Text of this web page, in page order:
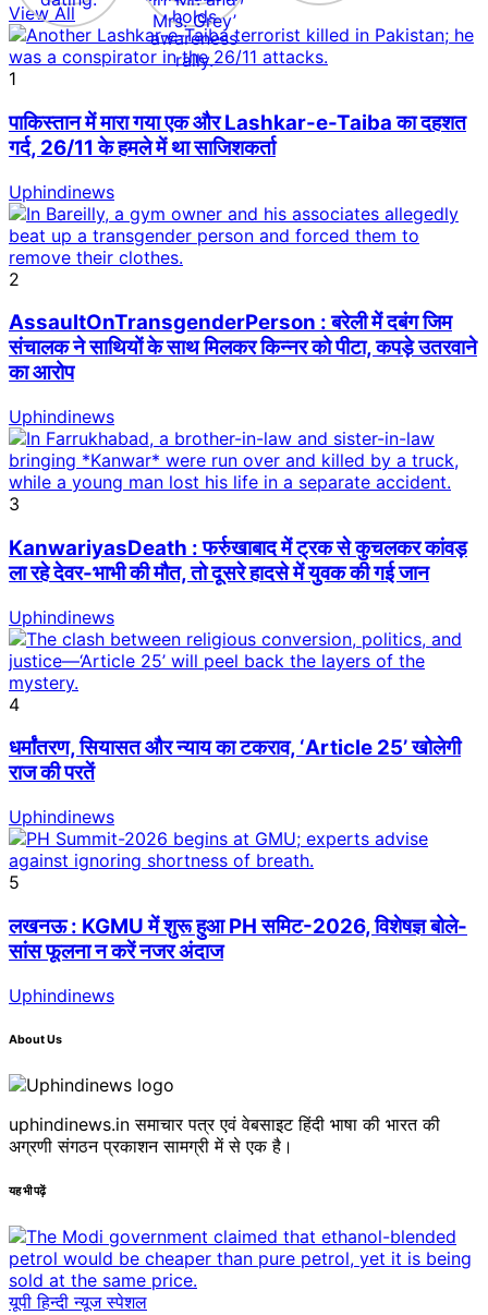
View All
1
पाकिस्तान में मारा गया एक और Lashkar-e-Taiba का दहशत
गर्द, 26/11 के हमले में था साजिशकर्ता
Uphindinews
2
AssaultOnTransgenderPerson : बरेली में दबंग जिम
संचालक ने साथियों के साथ मिलकर किन्नर को पीटा, कपड़े उतरवाने
का आरोप
Uphindinews
3
KanwariyasDeath : फर्रुखाबाद में ट्रक से कुचलकर कांवड़
ला रहे देवर-भाभी की मौत, तो दूसरे हादसे में युवक की गई जान
Uphindinews
4
धर्मांतरण, सियासत और न्याय का टकराव, ‘Article 25’ खोलेगी
राज की परतें
Uphindinews
5
लखनऊ : KGMU में शुरू हुआ PH समिट-2026, विशेषज्ञ बोले-
सांस फूलना न करें नजर अंदाज
Uphindinews
About Us
uphindinews.in समाचार पत्र एवं वेबसाइट हिंदी भाषा की भारत की
अग्रणी संगठन प्रकाशन सामग्री में से एक है।
यह भी पढ़ें
यूपी हिन्दी न्यूज स्पेशल